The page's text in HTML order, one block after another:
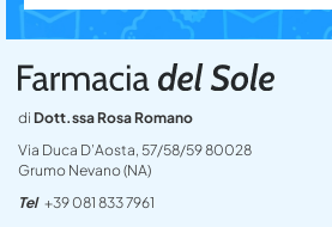
di Dott.ssa Rosa Romano
Via Duca D’Aosta, 57/58/59 80028
Grumo Nevano (NA)
Tel +39 081 833 7961